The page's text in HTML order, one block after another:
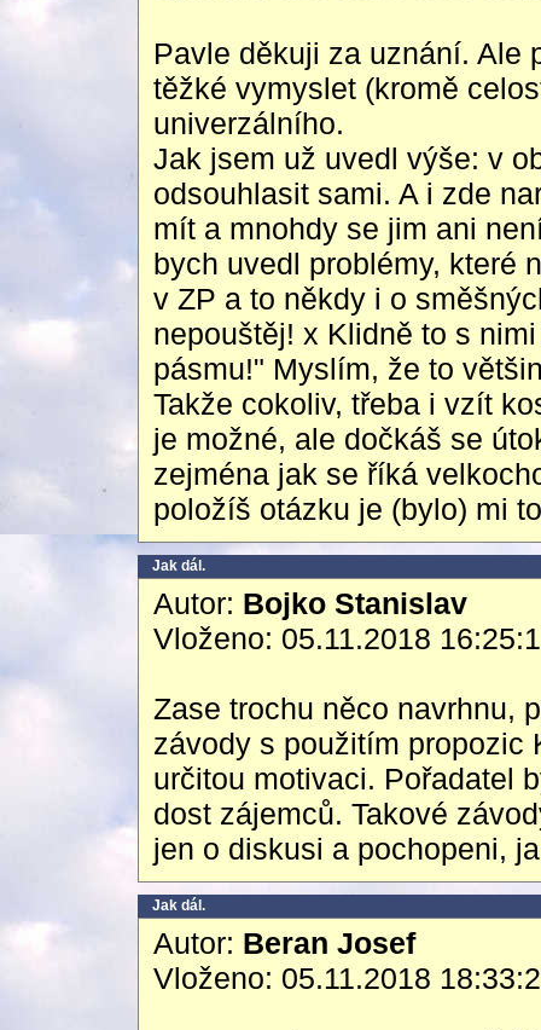
Pavle děkuji za uznání. Ale
těžké vymyslet (kromě
univerzálního.
Jak jsem už uvedl výše: v
odsouhlasit sami. A i zde
mít a mnohdy se jim ani
bych uvedl problémy, které
v ZP a to někdy i o
nepouštěj! x Klidně to s
pásmu!" Myslím, že to
Takže cokoliv, třeba i vzít
je možné, ale dočkáš se
zejména jak se říká
položíš otázku je (bylo) mi
Jak dál.
Autor: Bojko Stanislav
Vloženo: 05.11.2018
Zase trochu něco navrhnu,
závody s použitím propozic
určitou motivaci. Pořadatel
dost zájemců. Takové
jen o diskusi a pochopeni,
Jak dál.
Autor: Beran Josef
Vloženo: 05.11.2018